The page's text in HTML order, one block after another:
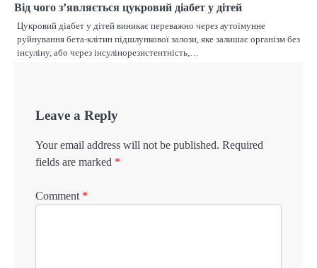
Від чого з’являється цукровий діабет у дітей
Цукровий діабет у дітей виникає переважно через аутоімунне
руйнування бета-клітин підшлункової залози, яке залишає організм без
інсуліну, або через інсулінорезистентність,…
Leave a Reply
Your email address will not be published. Required
fields are marked *
Comment *